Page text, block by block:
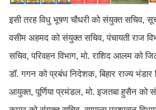
इसी तरह विधु भूषण चौधरी को संयुक्त सचिव,
वसीम अहमद को संयुक्त सचिव, पंचायती राज
सचिव, परिवहन विभाग, मो. राशिद आलम को
डॉ. गगन को प्रबंध निदेशक, बिहार राज्य
आयुक्त, पूर्णिया प्रमंडल, मो. इजतबा हुसैन को